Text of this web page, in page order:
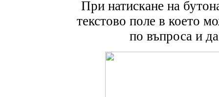
При натискане на
текстово поле в което
по въпроса и